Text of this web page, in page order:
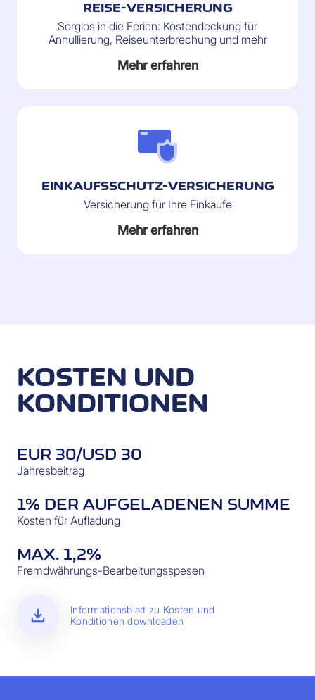
REISE-VERSICHERUNG
Sorglos in die Ferien: Kostendeckung für
Annullierung, Reiseunterbrechung und mehr
Mehr erfahren
EINKAUFSSCHUTZ-VERSICHERUNG
Versicherung für Ihre Einkäufe
Mehr erfahren
KOSTEN UND
KONDITIONEN
EUR 30/USD 30
Jahresbeitrag
1% DER AUFGELADENEN SUMME
Kosten für Aufladung
MAX. 1,2%
Fremdwährungs-Bearbeitungsspesen
download
Informationsblatt zu Kosten und
Konditionen downloaden